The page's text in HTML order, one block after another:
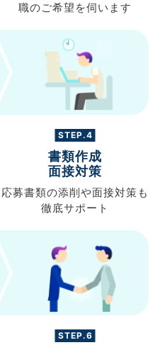
職のご希望を伺います
STEP.4
書類作成
面接対策
応募書類の添削や面接対策も
徹底サポート
STEP.6